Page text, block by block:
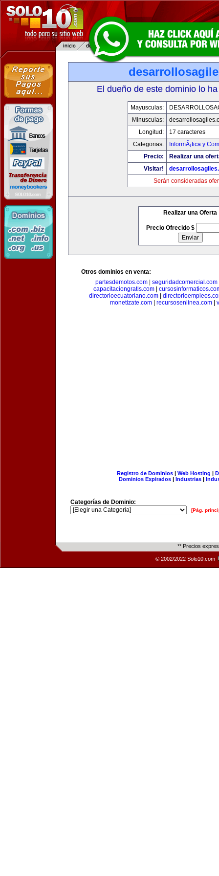
El dueño de este dominio lo
Mayusculas:
Minusculas:
Longitud:
17 caracteres
Categorias:
InformÃ¡tica y
Precio:
Realizar una
Visitar!
Serán consideradas
Realizar una Oferta
Precio Ofrecido $
Otros dominios en venta:
partesdemotos.com| seguridadcomercial.com
capacitaciongratis.com|
directorioecuatoriano.com
monetizate.com
recursosenlinea.com
Registro de Dominios| Web Hosting |
Dominios Expirados | Industrias |
Categorías de Dominio:
[Pág.
** Precios
© 2002/2022 Solo10.com